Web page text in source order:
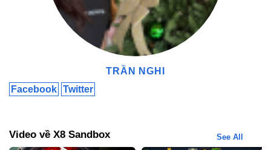
chơi được hỗ trợ, giúp người chơi trải nghiệm đầy đủ nội dung mà
không cần cày cuốc lâu dài. Điều này giúp tiết kiệm thời gian và
mang lại trải nghiệm game trọn vẹn, thú vị hơn.
Tăng Tốc Độ Game – Cải Thiện Hiệu Suất Chơi
X8 Sandbox Mod VIP hỗ trợ tăng tốc gameplay, giảm thời gian
chờ đợi, tăng tốc độ di chuyển hoặc xử lý trong game. Người chơi
TRẦN NGHI
Facebook Twitter
Video về X8 Sandbox See All